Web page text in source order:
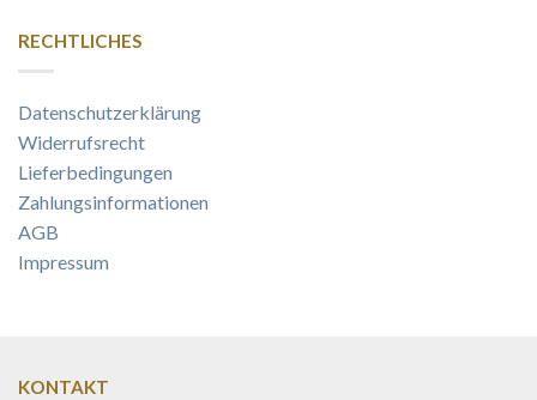
RECHTLICHES
Datenschutzerklärung
Widerrufsrecht
Lieferbedingungen
Zahlungsinformationen
AGB
Impressum
KONTAKT